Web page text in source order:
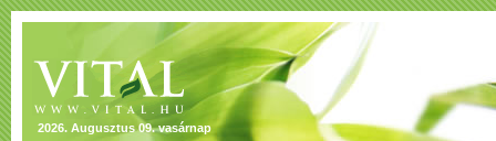
2026. Augusztus 09. vasárnap